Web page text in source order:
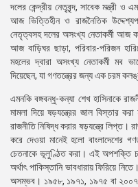
দলের কেন্দ্রীয় নেতৃবৃন্দ, সাবেক মন্ত্রী ও
আজ ভিত্তিহীন ও রাজনৈতিক
নেতৃত্বসহ দলের অসংখ্য নেতাকর্মী আজ
আজ বাড়িঘর ছাড়া, পরিবার-পরিজন
মহলের দ্বারা অসংখ্য নেতাকর্মী মব
দিয়েছেন, যা গণতন্ত্রের জন্য এক চরম
​এমনকি বঙ্গবন্ধু-কন্যা শেখ হাসিনাকে
মামলা দিয়ে ষড়যন্ত্রের জাল বিস্তার
রাজনীতি নিষিদ্ধ করার ষড়যন্ত্রে লিপ্ত।
করে দেওয়া মানেই হলো বাংলাদেশের
চেতনাকে ভূলুণ্ঠিত করা। এই অপশক্তি
অর্থাৎ পাকিস্তানি ভাবধারায় ফিরিয়ে
অসম্ভব। ১৯৫৮, ১৯৭১, ১৯৭৫ বা